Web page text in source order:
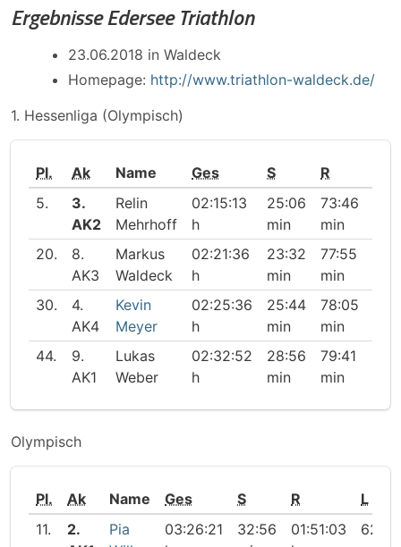
Ergebnisse Edersee Triathlon
23.06.2018 in Waldeck
Homepage: http://www.triathlon-waldeck.de/
1. Hessenliga (Olympisch)
Pl. Ak Name Ges S R
5.
3.
AK2
Relin
Mehrhoff
02:15:13
h
25:06
min
73:46
min
20.
8.
AK3
Markus
Waldeck
02:21:36
h
23:32
min
77:55
min
30.
4.
AK4
Kevin
Meyer
02:25:36
h
25:44
min
78:05
min
44.
9.
AK1
Lukas
Weber
02:32:52
h
28:56
min
79:41
min
Olympisch
Pl. Ak Name Ges S R
L
11.
2.
Pia
03:26:21
32:56
01:51:03
62:21